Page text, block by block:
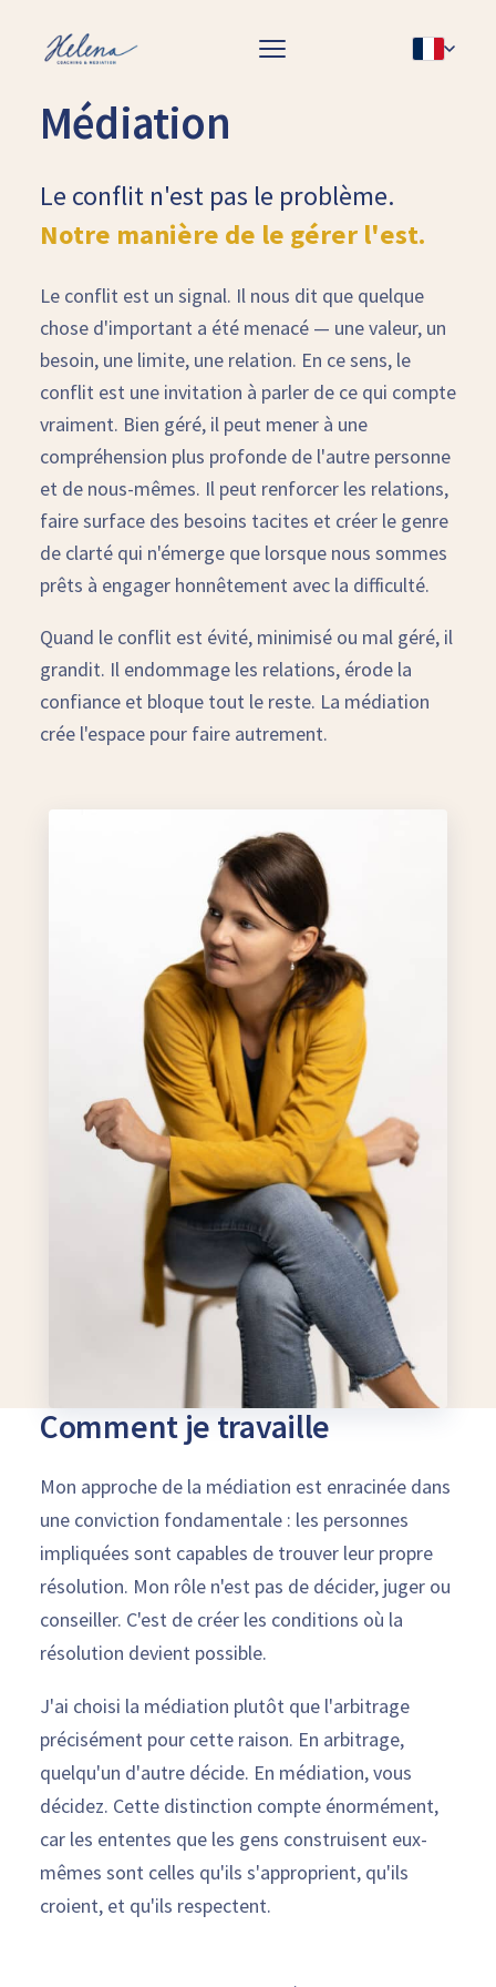
Médiation
Le conflit n'est pas le problème.
Notre manière de le gérer l'est.
Le conflit est un signal. Il nous dit que quelque
chose d'important a été menacé — une valeur, un
besoin, une limite, une relation. En ce sens, le
conflit est une invitation à parler de ce qui compte
vraiment. Bien géré, il peut mener à une
compréhension plus profonde de l'autre personne
et de nous-mêmes. Il peut renforcer les relations,
faire surface des besoins tacites et créer le genre
de clarté qui n'émerge que lorsque nous sommes
prêts à engager honnêtement avec la difficulté.
Quand le conflit est évité, minimisé ou mal géré, il
grandit. Il endommage les relations, érode la
confiance et bloque tout le reste. La médiation
crée l'espace pour faire autrement.
Comment je travaille
Mon approche de la médiation est enracinée dans
une conviction fondamentale : les personnes
impliquées sont capables de trouver leur propre
résolution. Mon rôle n'est pas de décider, juger ou
conseiller. C'est de créer les conditions où la
résolution devient possible.
J'ai choisi la médiation plutôt que l'arbitrage
précisément pour cette raison. En arbitrage,
quelqu'un d'autre décide. En médiation, vous
décidez. Cette distinction compte énormément,
car les ententes que les gens construisent eux-
mêmes sont celles qu'ils s'approprient, qu'ils
croient, et qu'ils respectent.